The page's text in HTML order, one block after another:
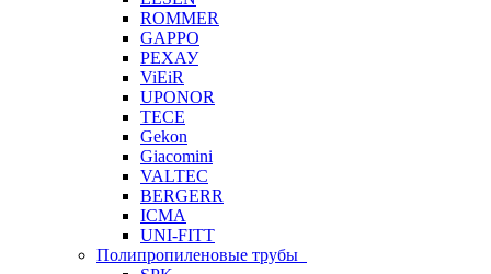
ROMMER
GAPPO
РЕХАУ
ViEiR
UPONOR
TECE
Gekon
Giacomini
VALTEC
BERGERR
ICMA
UNI-FITT
Полипропиленовые трубы